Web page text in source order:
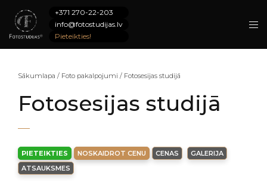
+371 270-22-203
info@fotostudijas.lv
Pieteikties!
Sākumlapa / Foto pakalpojumi / Fotosesijas studijā
Fotosesijas studijā
PIETEIKTIES NOSKAIDROT CENU CENAS
GALERIJA
ATSAUKSMES